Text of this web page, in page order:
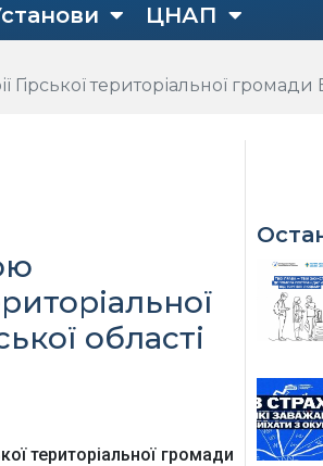
ЦНАП
громади
області
територіальної громади